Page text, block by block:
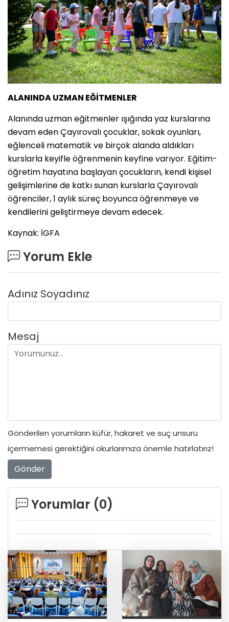
ALANINDA UZMAN EĞİTMENLER
Alanında uzman eğitmenler ışığında yaz kurslarına
devam eden Çayırovalı çocuklar, sokak oyunları,
eğlenceli matematik ve birçok alanda aldıkları
kurslarla keyifle öğrenmenin keyfine varıyor. Eğitim-
öğretim hayatına başlayan çocukların, kendi kişisel
gelişimlerine de katkı sunan kurslarla Çayırovalı
öğrenciler, 1 aylık süreç boyunca öğrenmeye ve
kendilerini geliştirmeye devam edecek.
Kaynak: İGFA
Yorum Ekle
Adınız Soyadınız
Mesaj
Gönderilen yorumların küfür, hakaret ve suç unsuru
içermemesi gerektiğini okurlarımıza önemle hatırlatırız!
Gönder
Yorumlar (0)